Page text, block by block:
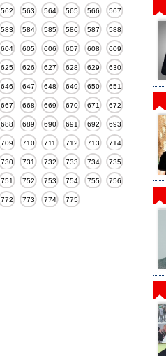
562 563 564 565 566 567
583 584 585 586 587 588
604 605 606 607 608 609
625 626 627 628 629 630
646 647 648 649 650 651
667 668 669 670 671 672
688 689 690 691 692 693
709 710 711 712 713 714
730 731 732 733 734 735
751 752 753 754 755 756
772 773 774 775